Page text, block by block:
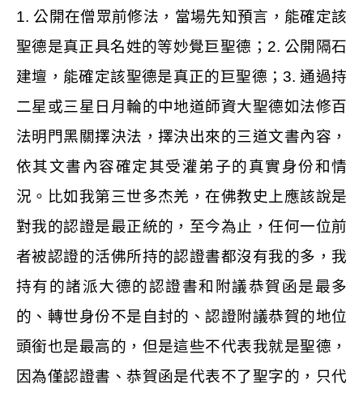
1. 公開在僧眾前修法，當場先知預言，能確定該
聖德是真正具名姓的等妙覺巨聖德； 2. 公開隔石
建壇，能確定該聖德是真正的巨聖德； 3.通過持
二星或三星日月輪的中地道師資大聖德如法修百
法明門黑關擇決法，擇決出來的三道文書內容，
依其文書內容確定其受灌弟子的真實身份和情
況。比如我第三世多杰羌，在佛教史上應該說是
對我的認證是最正統的，至今為止，任何一位前
者被認證的活佛所持的認證書都沒有我的多，我
持有的諸派大德的認證書和附議恭賀函是最多
的、轉世身份不是自封的、認證附議恭賀的地位
頭銜也是最高的，但是這些不代表我就是聖德，
因為僅認證書、恭賀函是代表不了聖字的，只代